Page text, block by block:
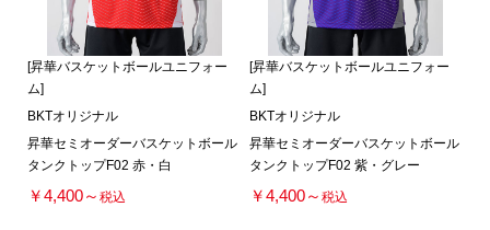
[昇華バスケットボールユニフォー
ム]
BKTオリジナル
昇華セミオーダーバスケットボール
タンクトップF02 赤・白
￥4,400～税込
[昇華バスケットボールユニフォー
ム]
BKTオリジナル
昇華セミオーダーバスケットボール
タンクトップF02 紫・グレー
￥4,400～ 税込